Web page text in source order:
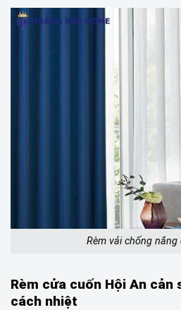
Rèm vải chống
Rèm cửa cuốn Hội An cản
cách nhiệt